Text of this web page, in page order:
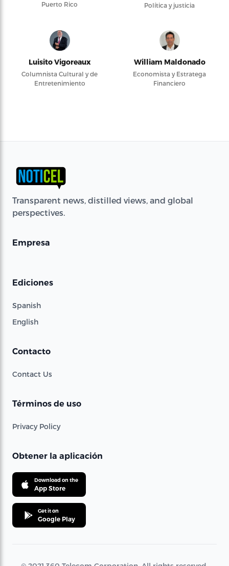
Puerto Rico
Política y justicia
Luisito Vigoreaux
Columnista Cultural y de
Entretenimiento
William Maldonado
Economista y Estratega
Financiero
Transparent news, distilled views, and global
perspectives.
Empresa
Ediciones
Spanish
English
Contacto
Contact Us
Términos de uso
Privacy Policy
Obtener la aplicación
Download on the
App Store
Get it on
Google Play